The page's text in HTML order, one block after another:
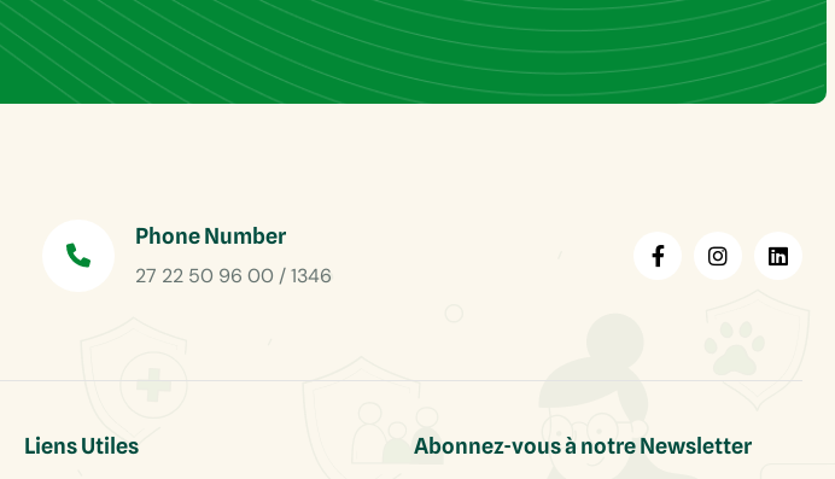
Phone Number
27 22 50 96 00 / 1346
Liens Utiles Abonnez-vous à notre Newsletter